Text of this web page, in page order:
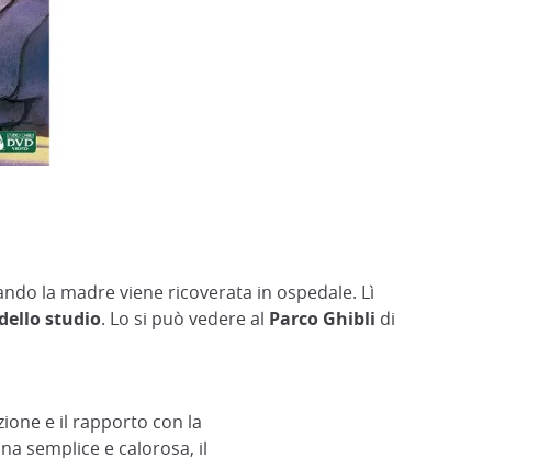
la madre viene ricoverata in ospedale. Lì
studio. Lo si può vedere al Parco Ghibli di
e il rapporto con la
semplice e calorosa, il